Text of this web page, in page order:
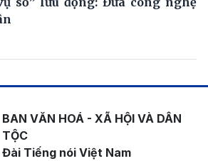
BAN VĂN HOÁ - XÃ HỘI VÀ DÂN
TỘC
Đài Tiếng nói Việt Nam